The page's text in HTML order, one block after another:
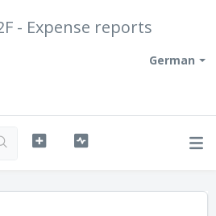
- Expense reports
German